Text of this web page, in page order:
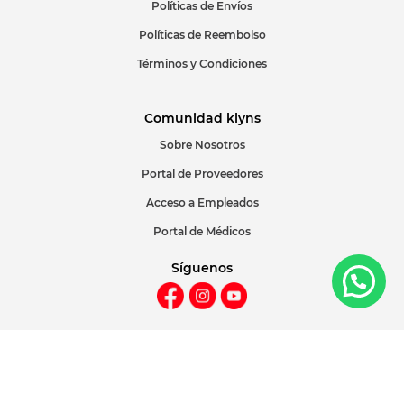
Políticas de Envíos
Políticas de Reembolso
Términos y Condiciones
Comunidad klyns
Sobre Nosotros
Portal de Proveedores
Acceso a Empleados
Portal de Médicos
Síguenos